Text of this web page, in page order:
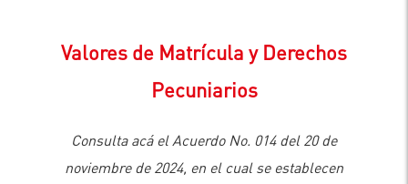
Valores de Matrícula y Derechos
Pecuniarios
Consulta acá el Acuerdo No. 014 del 20 de
noviembre de 2024, en el cual se establecen